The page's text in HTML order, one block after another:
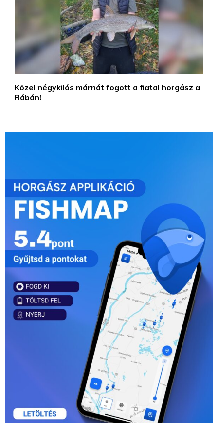
Közel négykilós márnát fogott a fiatal horgász a
Rábán!